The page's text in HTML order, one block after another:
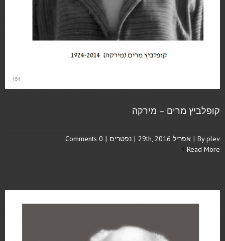
קופלביץ מרים – מירקה
Byplev
| אפריל 29th, 2016 | נפטרים |
0 Comments
Read More